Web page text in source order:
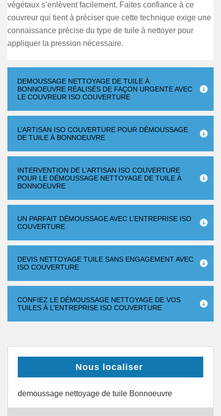
végétaux s’enlèvent facilement. Faites confiance à ce
couvreur qui tient à préciser que cette technique exige une
connaissance précise du type de tuile à nettoyer pour
appliquer la pression nécessaire.
DEMOUSSAGE NETTOYAGE DE TUILE À
BONNOEUVRE RÉALISÉS DE FAÇON URGENTE AVEC
LE COUVREUR ISO COUVERTURE
L’ARTISAN ISO COUVERTURE POUR DÉMOUSSAGE
DE TUILE À BONNOEUVRE
INTERVENTION DE L’ARTISAN ISO COUVERTURE
POUR LE DÉMOUSSAGE NETTOYAGE DE TUILE À
BONNOEUVRE
UN PARFAIT DÉMOUSSAGE AVEC L’ENTREPRISE ISO
COUVERTURE
DEVIS NETTOYAGE TUILE SANS ENGAGEMENT AVEC
ISO COUVERTURE
CONFIEZ LE DÉMOUSSAGE NETTOYAGE DE VOS
TUILES À L’ENTREPRISE ISO COUVERTURE
Nous localiser
demoussage nettoyage de tuile Bonnoeuvre